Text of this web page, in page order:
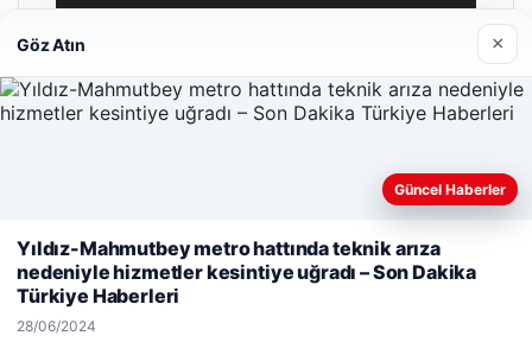
Prenses Night Club
© 2026 Haber Vatan – Güncel Haberler
deneyiminizi kişiselleştirmek ve geliştirmek amacıyla çerezler
kullanıyoruz.Çerez Politikamız
Reddet
Göz Atın ×
Güncel Haberler
Yıldız-Mahmutbey metro hattında teknik arıza
nedeniyle hizmetler kesintiye uğradı – Son Dakika
Türkiye Haberleri
28/06/2024